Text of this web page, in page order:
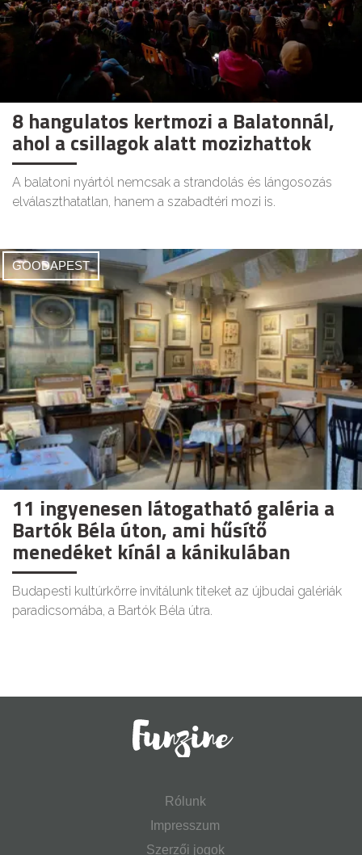
8 hangulatos kertmozi a Balatonnál,
ahol a csillagok alatt mozizhattok
A balatoni nyártól nemcsak a strandolás és lángosozás
elválaszthatatlan, hanem a szabadtéri mozi is.
GOODAPEST
11 ingyenesen látogatható galéria a
Bartók Béla úton, ami hűsítő
menedéket kínál a kánikulában
Budapesti kultúrkörre invitálunk titeket az újbudai galériák
paradicsomába, a Bartók Béla útra.
Rólunk
Impresszum
Szerzői jogok